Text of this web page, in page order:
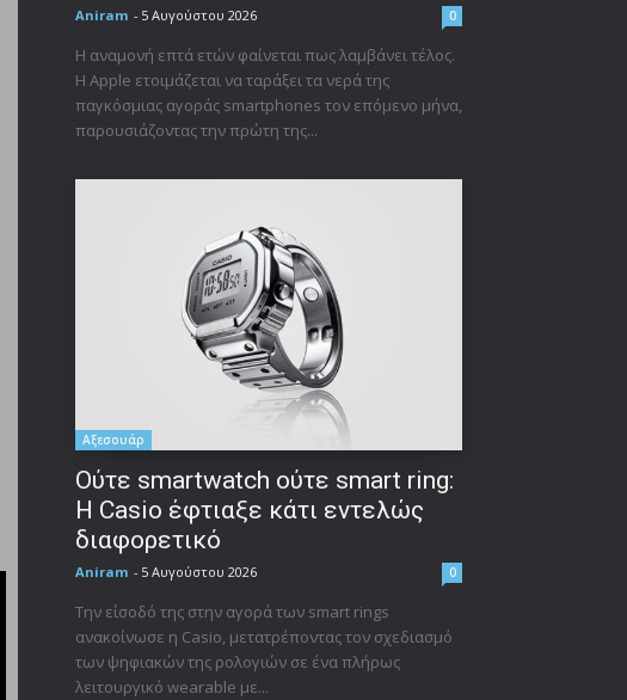
Aniram - 5 Αυγούστου 2026 0
Η αναμονή επτά ετών φαίνεται πως λαμβάνει τέλος.
Η Apple ετοιμάζεται να ταράξει τα νερά της
παγκόσμιας αγοράς smartphones τον επόμενο μήνα,
παρουσιάζοντας την πρώτη της...
Αξεσουάρ
Ούτε smartwatch ούτε smart ring:
Η Casio έφτιαξε κάτι εντελώς
διαφορετικό
Aniram - 5 Αυγούστου 2026 0
Την είσοδό της στην αγορά των smart rings
ανακοίνωσε η Casio, μετατρέποντας τον σχεδιασμό
των ψηφιακών της ρολογιών σε ένα πλήρως
λειτουργικό wearable με...